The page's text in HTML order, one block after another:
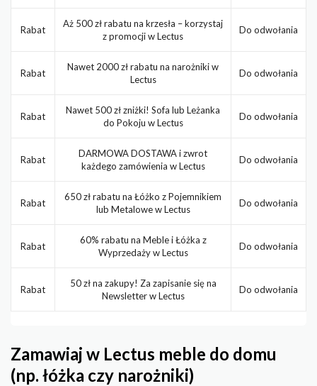
Rabat
Aż 500 zł rabatu na krzesła – korzystaj
z promocji w Lectus
Do odwołania
Rabat
Nawet 2000 zł rabatu na narożniki w
Lectus
Do odwołania
Rabat
Nawet 500 zł zniżki! Sofa lub Leżanka
do Pokoju w Lectus
Do odwołania
Rabat
DARMOWA DOSTAWA i zwrot
każdego zamówienia w Lectus
Do odwołania
Rabat
650 zł rabatu na Łóżko z Pojemnikiem
lub Metalowe w Lectus
Do odwołania
Rabat
60% rabatu na Meble i Łóżka z
Wyprzedaży w Lectus
Do odwołania
Rabat
50 zł na zakupy! Za zapisanie się na
Newsletter w Lectus
Do odwołania
Zamawiaj w Lectus meble do domu
(np. łóżka czy narożniki)